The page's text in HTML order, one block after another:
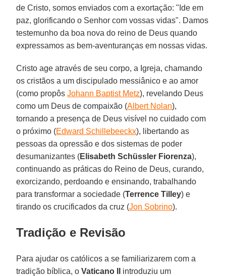
de Cristo, somos enviados com a exortação: "Ide em
paz, glorificando o Senhor com vossas vidas". Damos
testemunho da boa nova do reino de Deus quando
expressamos as bem-aventuranças em nossas vidas.
Cristo age através de seu corpo, a Igreja, chamando
os cristãos a um discipulado messiânico e ao amor
(como propôsJohann Baptist Metz), revelando Deus
como um Deus de compaixão (Albert Nolan),
tornando a presença de Deus visível no cuidado com
o próximo (Edward Schillebeeckx), libertando as
pessoas da opressão e dos sistemas de poder
desumanizantes (Elisabeth Schüssler Fiorenza),
continuando as práticas do Reino de Deus, curando,
exorcizando, perdoando e ensinando, trabalhando
para transformar a sociedade (Terrence Tilley) e
tirando os crucificados da cruz (Jon Sobrino).
Tradição e Revisão
Para ajudar os católicos a se familiarizarem com a
tradição bíblica, oVaticano II
introduziu um